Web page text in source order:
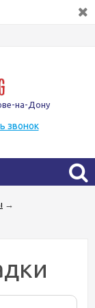
на-Дону
звонок
→